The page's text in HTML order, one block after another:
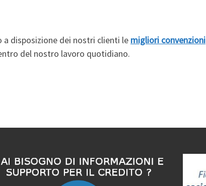
disposizione dei nostri clienti le migliori convenzioni
del nostro lavoro quotidiano.